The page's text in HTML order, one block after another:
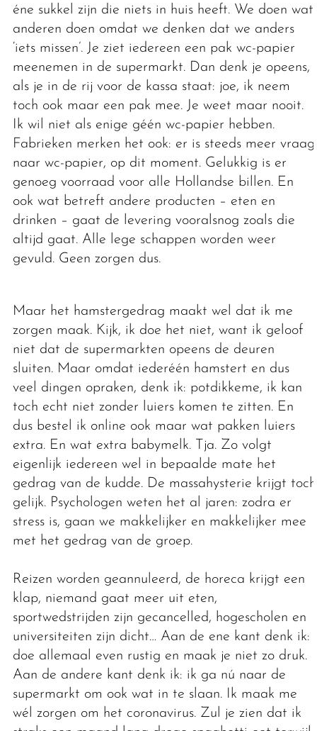
éne sukkel zijn die niets in huis heeft. We doen wat
anderen doen omdat we denken dat we anders
‘iets missen’. Je ziet iedereen een pak wc-papier
meenemen in de supermarkt. Dan denk je opeens,
als je in de rij voor de kassa staat: joe, ik neem
toch ook maar een pak mee. Je weet maar nooit.
Ik wil niet als enige géén wc-papier hebben.
Fabrieken merken het ook: er is steeds meer vraag
naar wc-papier, op dit moment. Gelukkig is er
genoeg voorraad voor alle Hollandse billen. En
ook wat betreft andere producten – eten en
drinken – gaat de levering vooralsnog zoals die
altijd gaat. Alle lege schappen worden weer
gevuld. Geen zorgen dus.
Maar het hamstergedrag maakt wel dat ik me
zorgen maak. Kijk, ik doe het niet, want ik geloof
niet dat de supermarkten opeens de deuren
sluiten. Maar omdat iederéén hamstert en dus
veel dingen opraken, denk ik: potdikkeme, ik kan
toch echt niet zonder luiers komen te zitten. En
dus bestel ik online ook maar wat pakken luiers
extra. En wat extra babymelk. Tja. Zo volgt
eigenlijk iedereen wel in bepaalde mate het
gedrag van de kudde. De massahysterie krijgt toch
gelijk. Psychologen weten het al jaren: zodra er
stress is, gaan we makkelijker en makkelijker mee
met het gedrag van de groep.
Reizen worden geannuleerd, de horeca krijgt een
klap, niemand gaat meer uit eten,
sportwedstrijden zijn gecancelled, hogescholen en
universiteiten zijn dicht… Aan de ene kant denk ik:
doe allemaal even rustig en maak je niet zo druk.
Aan de andere kant denk ik: ik ga nú naar de
supermarkt om ook wat in te slaan. Ik maak me
wél zorgen om het coronavirus. Zul je zien dat ik